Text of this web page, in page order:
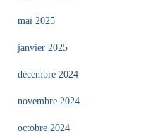
mai 2025
janvier 2025
décembre 2024
novembre 2024
octobre 2024